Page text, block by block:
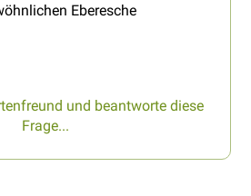
Eberesche
und beantworte diese
Frage...